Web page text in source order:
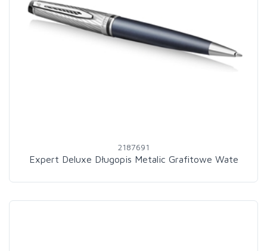
2187691
Expert Deluxe Długopis Metalic Grafitowe Wate